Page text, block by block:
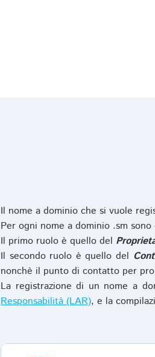
Il nome a dominio che si vuole
Per ogni nome a dominio .sm
Il primo ruolo è quello del
Il secondo ruolo è quello del
nonchè il punto di contatto per
La registrazione di un nome a
Responsabilità (LAR), e la